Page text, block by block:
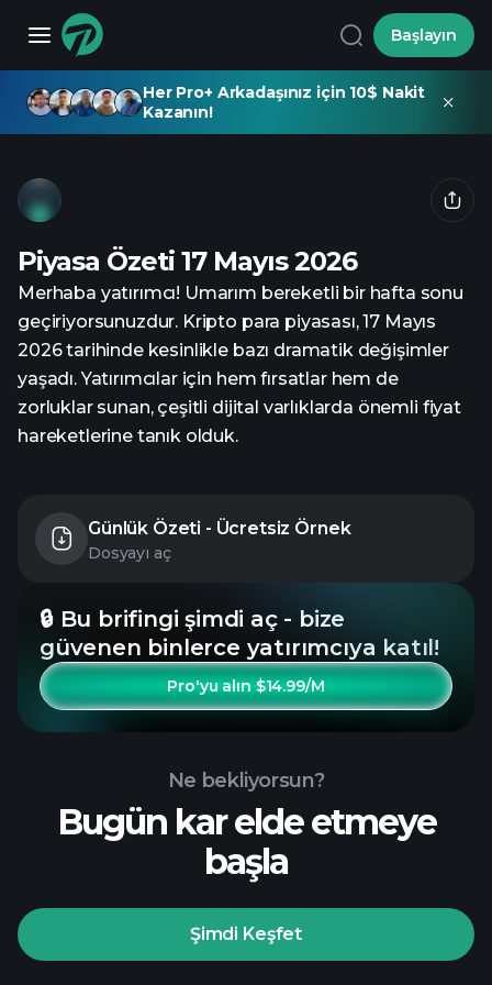
Başlayın
Her Pro+ Arkadaşınız için 10$ Nakit
Kazanın!
Piyasa Özeti 17 Mayıs 2026
Merhaba yatırımcı! Umarım bereketli bir hafta sonu
geçiriyorsunuzdur. Kripto para piyasası, 17 Mayıs
2026 tarihinde kesinlikle bazı dramatik değişimler
yaşadı. Yatırımcılar için hem fırsatlar hem de
zorluklar sunan, çeşitli dijital varlıklarda önemli fiyat
hareketlerine tanık olduk.
Günlük Özeti - Ücretsiz Örnek
Dosyayı aç
🔒 Bu brifingi şimdi aç - bize
güvenen binlerce yatırımcıya katıl!
Pro'yu alın $14.99/M
Ne bekliyorsun?
Bugün kar elde etmeye
başla
Şimdi Keşfet